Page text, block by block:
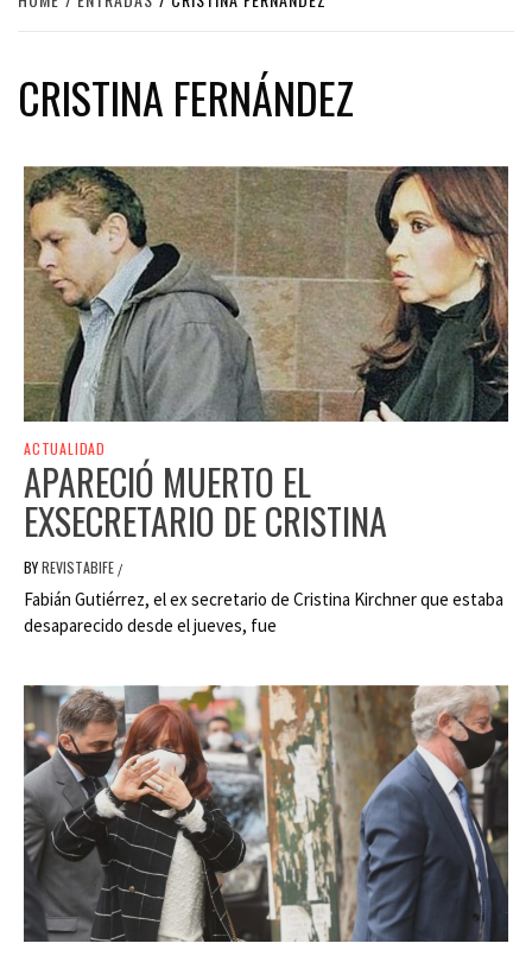
CRISTINA FERNÁNDEZ
ACTUALIDAD
APARECIÓ MUERTO EL
EXSECRETARIO DE CRISTINA
BYREVISTABIFE /
Fabián Gutiérrez, el ex secretario de Cristina Kirchner que estaba
desaparecido desde el jueves, fue